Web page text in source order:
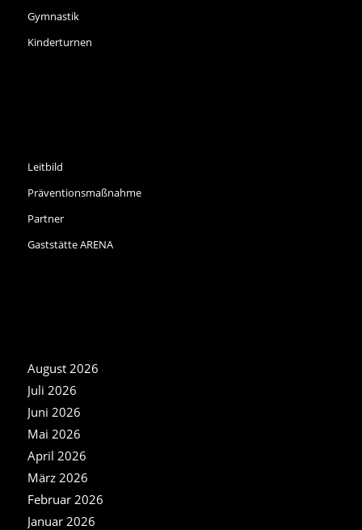
Gymnastik
Kinderturnen
Leitbild
Präventionsmaßnahme
Partner
Gaststätte ARENA
August 2026
Juli 2026
Juni 2026
Mai 2026
April 2026
März 2026
Februar 2026
Januar 2026